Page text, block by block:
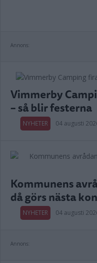
Annons:
Vimmerby
– så blir festerna
NYHETER 04 augusti
Kommunens
då görs nästa
NYHETER 04 augusti
Annons: